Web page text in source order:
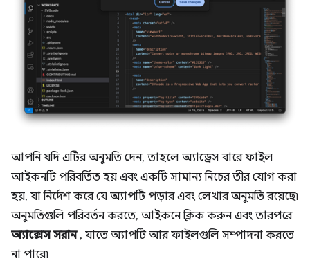
আপনি যদি এটির অনুমতি দেন, তাহলে অ্যাড্রেস বারে ফাইল
আইকনটি পরিবর্তিত হয় এবং একটি সামান্য নিচের তীর যোগ করা
হয়, যা নির্দেশ করে যে অ্যাপটি পড়ার এবং লেখার অনুমতি রয়েছে৷
অনুমতিগুলি পরিবর্তন করতে, আইকনে ক্লিক করুন এবং তারপরে
অ্যাক্সেস সরান, যাতে অ্যাপটি আর ফাইলগুলি সম্পাদনা করতে
না পারে৷